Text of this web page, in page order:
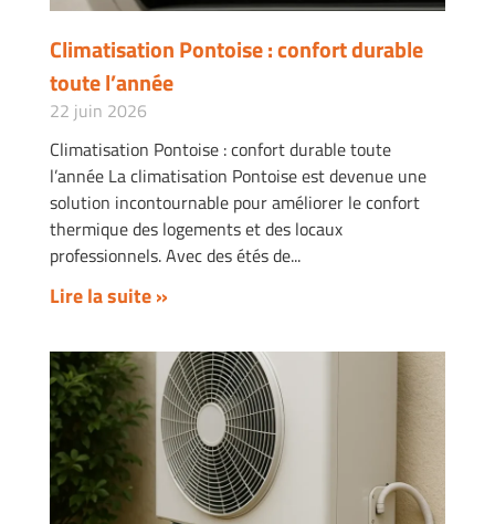
Climatisation Pontoise : confort durable
toute l’année
22 juin 2026
Climatisation Pontoise : confort durable toute
l’année La climatisation Pontoise est devenue une
solution incontournable pour améliorer le confort
thermique des logements et des locaux
professionnels. Avec des étés de
Lire la suite »